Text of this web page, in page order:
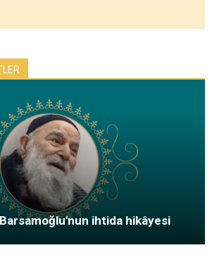
ihtida hikâyesi